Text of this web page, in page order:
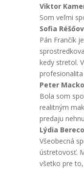
Viktor
Som veľmi
Sofia
Pán Frančík
kedy stretol.
Peter
Bola som
realitným
predaju
Lýdia
Všeobecná
ústretovosť.
všetko pre